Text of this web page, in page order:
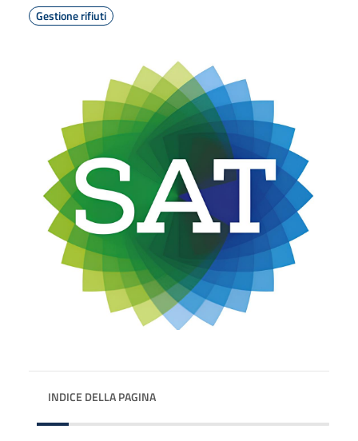
Gestione rifiuti
INDICE DELLA PAGINA